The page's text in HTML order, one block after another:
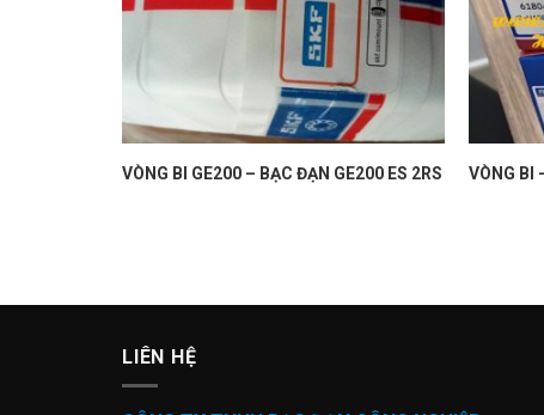
VÒNG BI GE200 – BẠC ĐẠN GE200 ES 2RS VÒNG BI
LIÊN HỆ